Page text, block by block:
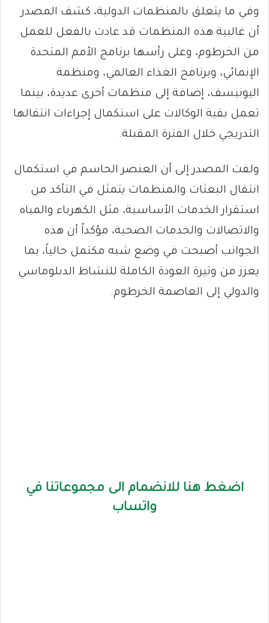
وفي ما يتعلق بالمنظمات الدولية، كشف المصدر
أن غالبية هذه المنظمات قد عادت بالفعل للعمل
من الخرطوم، وعلى رأسها برنامج الأمم المتحدة
الإنمائي، وبرنامج الغذاء العالمي، ومنظمة
اليونيسف، إضافة إلى منظمات أخرى عديدة، بينما
تعمل بقية الوكالات على استكمال إجراءات انتقالها
التدريجي خلال الفترة المقبلة.
ولفت المصدر إلى أن العنصر الحاسم في استكمال
انتقال البعثات والمنظمات يتمثل في التأكد من
استقرار الخدمات الأساسية، مثل الكهرباء والمياه
والاتصالات والخدمات الصحية، مؤكداً أن هذه
الجوانب أصبحت في وضع شبه مكتمل حالياً، بما
يعزز من وتيرة العودة الكاملة للنشاط الدبلوماسي
والدولي إلى العاصمة الخرطوم.
اضغط هنا للانضمام الى مجموعاتنا في
واتساب